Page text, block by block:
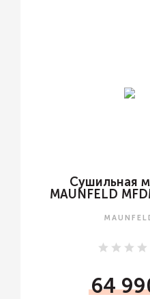
Сушильная
MAUNFELD
64